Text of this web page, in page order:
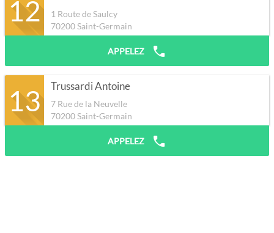
12
1 Route de Saulcy
70200Saint-Germain
APPELEZ
13 Trussardi Antoine
7 Rue de la Neuvelle
70200Saint-Germain
APPELEZ